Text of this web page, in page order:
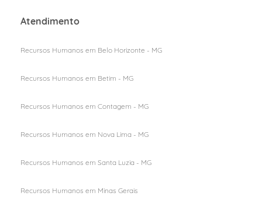
Atendimento
Recursos Humanos em Belo Horizonte - MG
Recursos Humanos em Betim - MG
Recursos Humanos em Contagem - MG
Recursos Humanos em Nova Lima - MG
Recursos Humanos em Santa Luzia - MG
Recursos Humanos em Minas Gerais